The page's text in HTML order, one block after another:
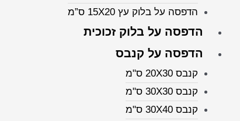
הדפסה על בלוק עץ 15X20 ס”מ
הדפסה על בלוק זכוכית
הדפסה על קנבס
קנבס 20X30 ס"מ
קנבס 30X30 ס"מ
קנבס 30X40 ס"מ